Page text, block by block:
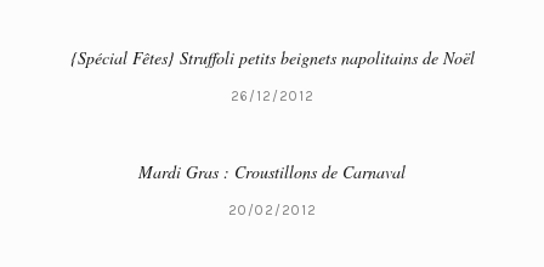
{Spécial Fêtes} Struffoli petits beignets napolitains de Noël
26/12/2012
Mardi Gras : Croustillons de Carnaval
20/02/2012